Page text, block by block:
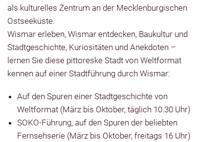
als kulturelles Zentrum an der Mecklenburgischen
Ostseeküste.
Wismar erleben, Wismar entdecken, Baukultur und
Stadtgeschichte, Kuriositäten und Anekdoten –
lernen Sie diese pittoreske Stadt von Weltformat
kennen auf einer Stadtführung durch Wismar:
Auf den Spuren einer Stadtgeschichte von
Weltformat (März bis Oktober, täglich 10.30 Uhr)
SOKO-Führung, auf den Spuren der beliebten
Fernsehserie (März bis Oktober, freitags 16 Uhr)